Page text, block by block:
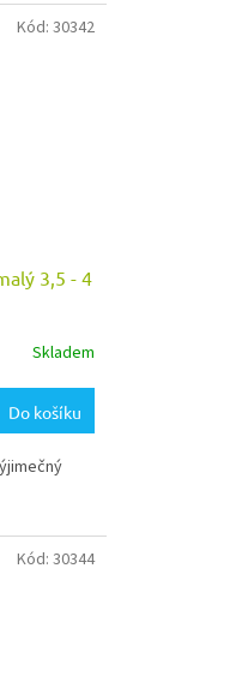
3,5 - 4
Skladem
Do košíku
Kód: 30342
Kód: 30344